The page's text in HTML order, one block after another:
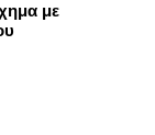
με